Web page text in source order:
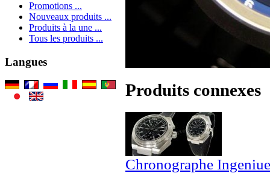
Promotions ...
Nouveaux produits ...
Produits à la une ...
Tous les produits ...
Langues
Produits connexes
Chronographe